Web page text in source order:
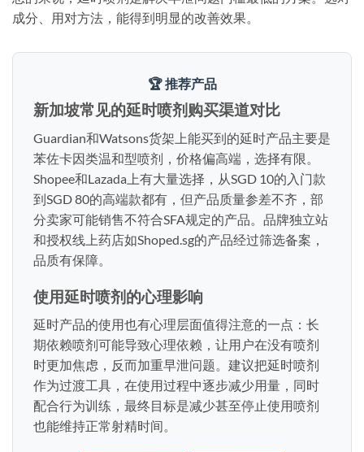
成分、用对方法，能得到明显的改善效果。
🏆 推荐产品
新加坡常见的延时喷剂购买渠道对比
Guardian和Watsons货架上能买到的延时产品主要是
苯佐卡因类温和型喷剂，价格偏高端，选择有限。
Shopee和Lazada上有大量选择，从SGD 10的入门款
到SGD 80的高端款都有，但产品质量参差不齐，部
分卖家可能销售不符合SFA规定的产品。品牌独立站
和授权线上药店如Shoped.sg的产品经过筛选备案，
品质有保障。
使用延时喷剂的心理影响
延时产品的使用也有心理层面值得注意的一点：长
期依赖喷剂可能导致心理依赖，让用户在没有喷剂
时更加焦虑，反而加重早泄问题。建议把延时喷剂
作为过渡工具，在使用过程中逐步减少用量，同时
配合行为训练，最终目标是减少甚至停止使用喷剂
也能维持正常射精时间。